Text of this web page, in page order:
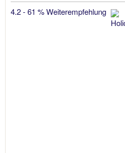
4.2 - 61 % Weiterempfehlung